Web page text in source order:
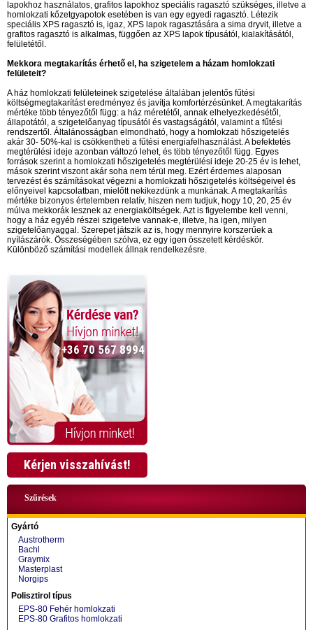
lapokhoz használatos, grafitos lapokhoz speciális ragasztó szükséges, illetve a
homlokzati kőzetgyapotok esetében is van egy egyedi ragasztó. Létezik
speciális XPS ragasztó is, igaz, XPS lapok ragasztására a sima dryvit, illetve a
grafitos ragasztó is alkalmas, függően az XPS lapok típusától, kialakításától,
felületétől.
Mekkora megtakarítás érhető el, ha szigetelem a házam homlokzati
felületeit?
A ház homlokzati felületeinek szigetelése általában jelentős fűtési
költségmegtakarítást eredményez és javítja komfortérzésünket. A megtakarítás
mértéke több tényezőtől függ: a ház méretétől, annak elhelyezkedésétől,
állapotától, a szigetelőanyag típusától és vastagságától, valamint a fűtési
rendszertől. Általánosságban elmondható, hogy a homlokzati hőszigetelés
akár 30- 50%-kal is csökkentheti a fűtési energiafelhasználást. A befektetés
megtérülési ideje azonban változó lehet, és több tényezőtől függ. Egyes
források szerint a homlokzati hőszigetelés megtérülési ideje 20-25 év is lehet,
mások szerint viszont akár soha nem térül meg. Ezért érdemes alaposan
tervezést és számításokat végezni a homlokzati hőszigetelés költségeivel és
előnyeivel kapcsolatban, mielőtt nekikezdünk a munkának. A megtakarítás
mértéke bizonyos értelemben relatív, hiszen nem tudjuk, hogy 10, 20, 25 év
múlva mekkorák lesznek az energiaköltségek. Azt is figyelembe kell venni,
hogy a ház egyéb részei szigetelve vannak-e, illetve, ha igen, milyen
szigetelőanyaggal. Szerepet játszik az is, hogy mennyire korszerűek a
nyílászárók. Összeségében szólva, ez egy igen összetett kérdéskör.
Különböző számítási modellek állnak rendelkezésre.
+36 70 567 8994
+36 70 424 0199
Kérjen visszahívást!
Szűrések
Gyártó
Austrotherm
Bachl
Graymix
Masterplast
Norgips
Polisztirol típus
EPS-80 Fehér homlokzati
EPS-80 Grafitos homlokzati